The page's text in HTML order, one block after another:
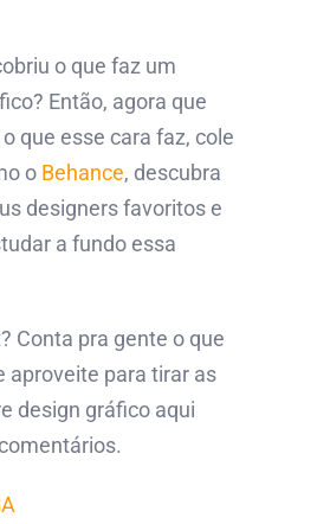
o que faz um
Então, agora que
que esse cara faz, cole
o Behance, descubra
designers favoritos e
a fundo essa
Conta pra gente o que
aproveite para tirar as
design gráfico aqui